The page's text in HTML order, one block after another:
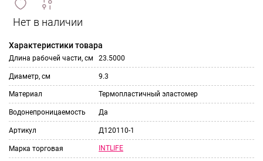
и
сравнить
ИЗБРАННОЕ
Характеристики товара
Длина рабочей части, см 23.5000
Диаметр, см 9.3
Материал Термопластичный эластомер
Водонепроницаемость Да
Артикул Д120110-1
Марка торговая INTLIFE